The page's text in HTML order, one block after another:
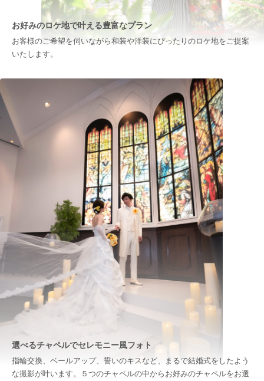
お好みのロケ地で叶える豊富なプラン
お客様のご希望を伺いながら和装や洋装にぴったりのロケ地をご提案
いたします。
選べるチャペルでセレモニー風フォト
指輪交換、ベールアップ、誓いのキスなど、まるで結婚式をしたよう
な撮影が叶います。５つのチャペルの中からお好みのチャペルをお選